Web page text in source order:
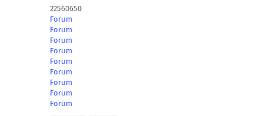
22560650
Forum
Forum
Forum
Forum
Forum
Forum
Forum
Forum
Forum